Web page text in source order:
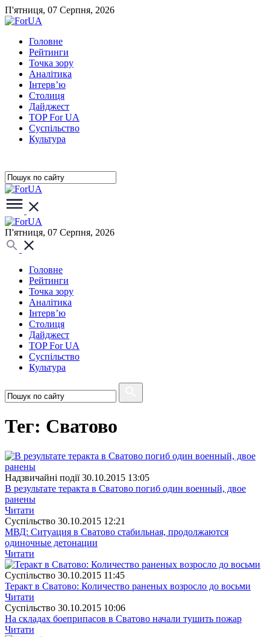
П'ятниця, 07 Серпня, 2026
Головне
Рейтинги
Точка зору
Аналітика
Інтерв’ю
Столиця
Дайджест
TOP For UA
Суспiльство
Культура
П'ятниця, 07 Серпня, 2026
Головне
Рейтинги
Точка зору
Аналітика
Інтерв’ю
Столиця
Дайджест
TOP For UA
Суспiльство
Культура
Тег: Сватово
Надзвичайні події 30.10.2015 13:05
В результате теракта в Сватово погиб один военный, двое
ранены
Читати
Суспiльство 30.10.2015 12:21
МВД: Ситуация в Сватово стабильная, продолжаются
одиночные детонации
Читати
Суспiльство 30.10.2015 11:45
Теракт в Сватово: Количество раненых возросло до восьми
Читати
Суспiльство 30.10.2015 10:06
На складах боеприпасов в Сватово начали тушить пожар
Читати